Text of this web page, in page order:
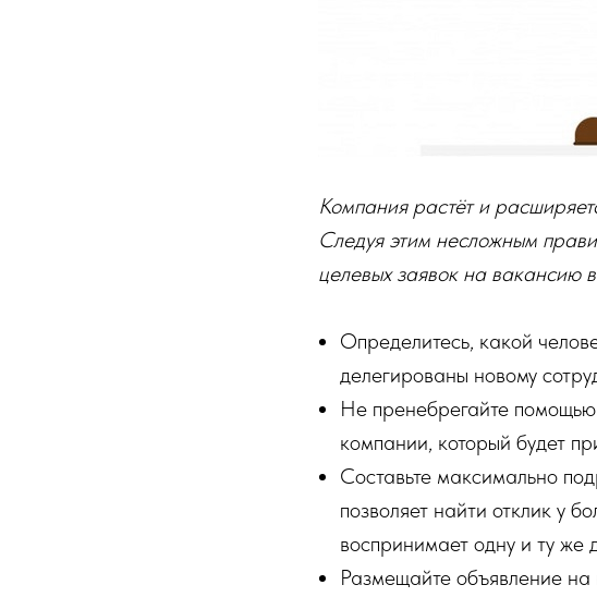
Компания растёт и
Следуя этим несложным
целевых заявок на вакансию
Определитесь, какой
делегированы новому
Не пренебрегайте помощью
компании, который будет
Составьте максимально
позволяет найти отклик у
воспринимает одну и ту же
Размещайте объявление